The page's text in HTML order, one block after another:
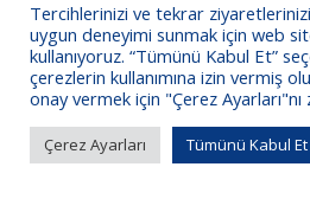
Tercihlerinizi ve tekrar
uygun deneyimi sunmak için web
kullanıyoruz. “Tümünü Kabul Et”
çerezlerin kullanımına izin vermiş
onay vermek için "Çerez
Çerez Ayarları Tümünü Kabul Et